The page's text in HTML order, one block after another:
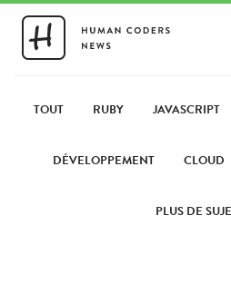
PARTAGER
TOUT RUBY JAVASCRIPT
DÉVELOPPEMENT CLOUD
PLUS DE